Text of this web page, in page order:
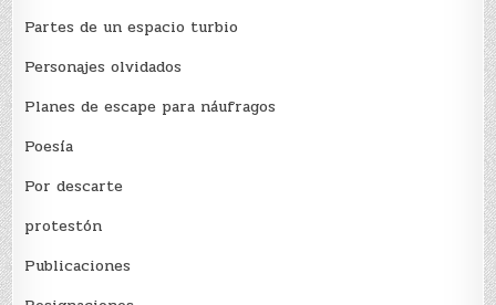
Partes de un espacio turbio
Personajes olvidados
Planes de escape para náufragos
Poesía
Por descarte
protestón
Publicaciones